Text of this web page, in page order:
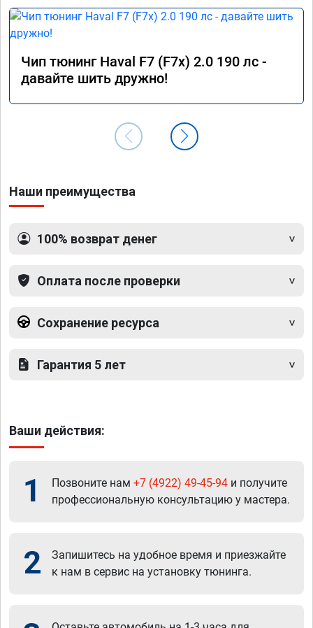
Чип тюнинг Haval F7 (F7x) 2.0 190 лс -
давайте шить дружно!
Наши преимущества
100% возврат денег
Оплата после проверки
Сохранение ресурса
Гарантия 5 лет
Ваши действия:
1 Позвоните нам +7 (4922) 49-45-94 и получите
профессиональную консультацию у мастера.
2
Запишитесь на удобное время и приезжайте
к нам в сервис на установку тюнинга.